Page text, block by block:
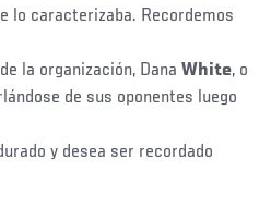
lo caracterizaba. Recordemos
la organización, DanaWhite, o
de sus oponentes luego
y desea ser recordado